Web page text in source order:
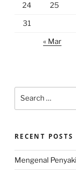
24 25
31
« Mar
RECENT POSTS
Mengenal